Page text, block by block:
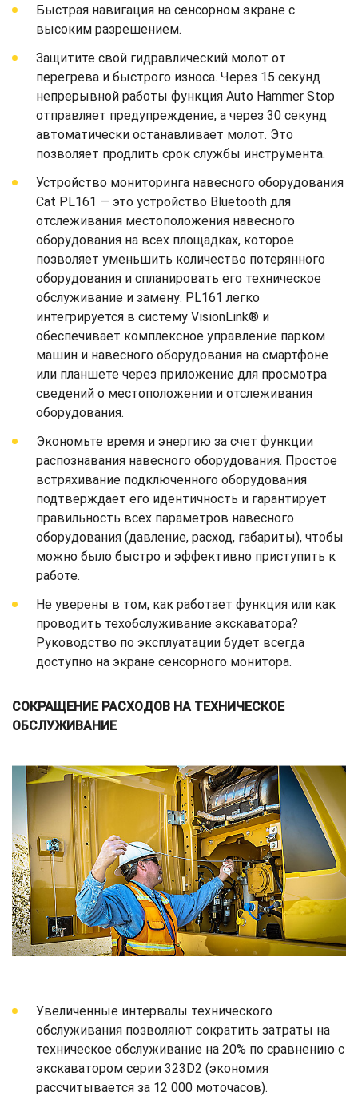
Быстрая навигация на сенсорном экране с
высоким разрешением.
Защитите свой гидравлический молот от
перегрева и быстрого износа. Через 15 секунд
непрерывной работы функция Auto Hammer Stop
отправляет предупреждение, а через 30 секунд
автоматически останавливает молот. Это
позволяет продлить срок службы инструмента.
Устройство мониторинга навесного оборудования
Cat PL161 — это устройство Bluetooth для
отслеживания местоположения навесного
оборудования на всех площадках, которое
позволяет уменьшить количество потерянного
оборудования и спланировать его техническое
обслуживание и замену. PL161 легко
интегрируется в систему VisionLink® и
обеспечивает комплексное управление парком
машин и навесного оборудования на смартфоне
или планшете через приложение для просмотра
сведений о местоположении и отслеживания
оборудования.
Экономьте время и энергию за счет функции
распознавания навесного оборудования. Простое
встряхивание подключенного оборудования
подтверждает его идентичность и гарантирует
правильность всех параметров навесного
оборудования (давление, расход, габариты), чтобы
можно было быстро и эффективно приступить к
работе.
Не уверены в том, как работает функция или как
проводить техобслуживание экскаватора?
Руководство по эксплуатации будет всегда
доступно на экране сенсорного монитора.
СОКРАЩЕНИЕ РАСХОДОВ НА ТЕХНИЧЕСКОЕ
ОБСЛУЖИВАНИЕ
Увеличенные интервалы технического
обслуживания позволяют сократить затраты на
техническое обслуживание на 20% по сравнению с
экскаватором серии 323D2 (экономия
рассчитывается за 12 000 моточасов).